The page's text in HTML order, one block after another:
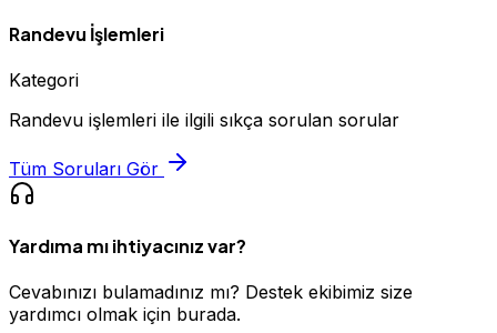
Randevu İşlemleri
Kategori
Randevu işlemleri ile ilgili sıkça sorulan sorular
Tüm Soruları Gör
Yardıma mı ihtiyacınız var?
Cevabınızı bulamadınız mı? Destek ekibimiz size
yardımcı olmak için burada.